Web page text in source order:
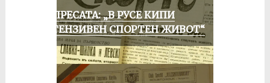
ОТ ПРЕСАТА: „В РУСЕ КИПИ
ИНТЕНЗИВЕН СПОРТЕН ЖИВОТ“